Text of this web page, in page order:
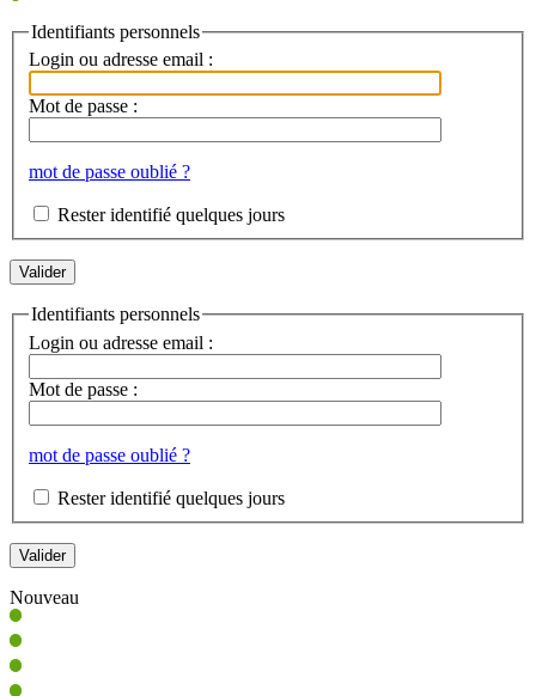
Identifiants personnels
Login ou adresse email :
Mot de passe :
mot de passe oublié ?
Rester identifié quelques jours
Identifiants personnels
Login ou adresse email :
Mot de passe :
mot de passe oublié ?
Rester identifié quelques jours
Nouveau